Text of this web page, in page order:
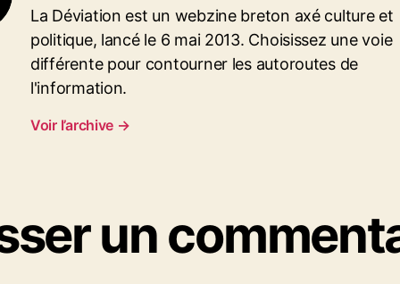
La Déviation est un webzine breton axé culture et
politique, lancé le 6 mai 2013. Choisissez une voie
différente pour contourner les autoroutes de
l'information.
Voir l’archive →
un